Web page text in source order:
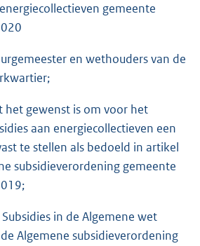
gemeente
en wethouders van de
het gewenst is om voor het
aan energiecollectieven een
te stellen als bedoeld in artikel
subsidieverordening gemeente
in de Algemene wet
Algemene subsidieverordening